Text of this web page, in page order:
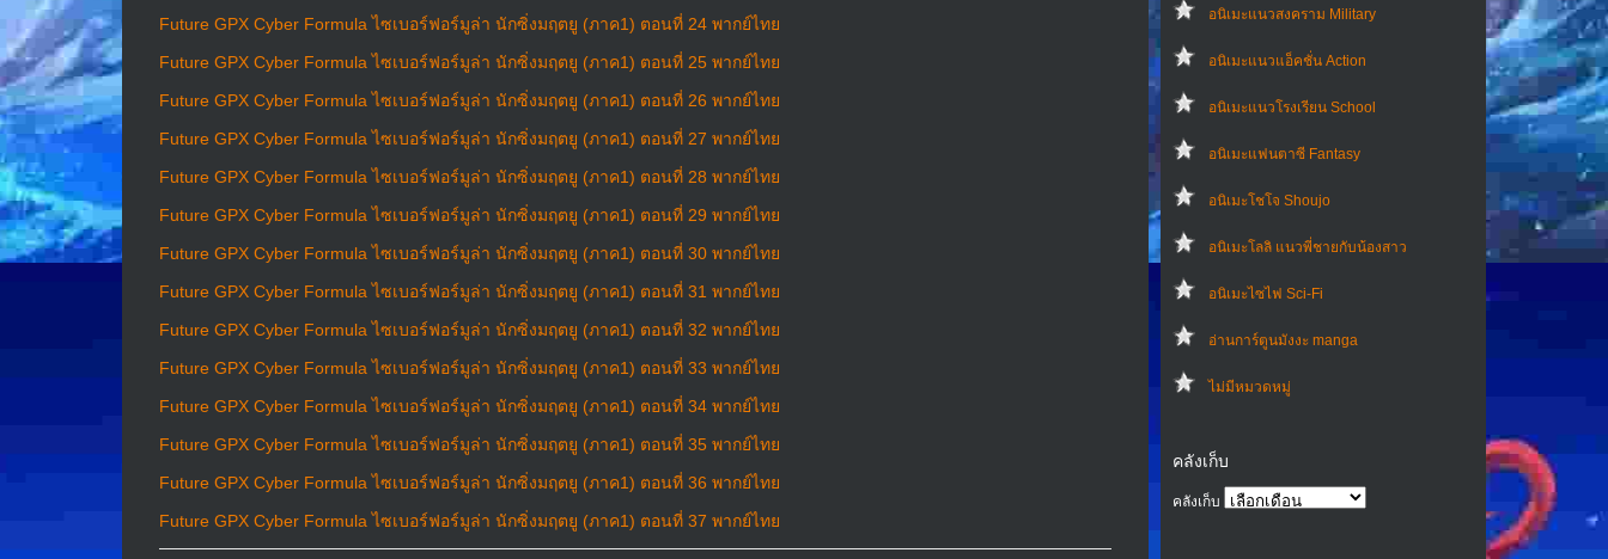
อนิเมะแนวสงคราม Military
อนิเมะแนวแอ็คชั่น Action
อนิเมะแนวโรงเรียน School
อนิเมะแฟนตาซี Fantasy
อนิเมะโชโจ Shoujo
อนิเมะโลลิ แนวพี่ชายกับน้องสาว
อนิเมะไซไฟ Sci-Fi
อ่านการ์ตูนมังงะ manga
ไม่มีหมวดหมู่
คลังเก็บ
คลังเก็บ
Future GPX Cyber Formula ไซเบอร์ฟอร์มูล่า นักซิ่งมฤตยู (ภาค1) ตอนที่ 24 พากย์ไทย
Future GPX Cyber Formula ไซเบอร์ฟอร์มูล่า นักซิ่งมฤตยู (ภาค1) ตอนที่ 25 พากย์ไทย
Future GPX Cyber Formula ไซเบอร์ฟอร์มูล่า นักซิ่งมฤตยู (ภาค1) ตอนที่ 26 พากย์ไทย
Future GPX Cyber Formula ไซเบอร์ฟอร์มูล่า นักซิ่งมฤตยู (ภาค1) ตอนที่ 27 พากย์ไทย
Future GPX Cyber Formula ไซเบอร์ฟอร์มูล่า นักซิ่งมฤตยู (ภาค1) ตอนที่ 28 พากย์ไทย
Future GPX Cyber Formula ไซเบอร์ฟอร์มูล่า นักซิ่งมฤตยู (ภาค1) ตอนที่ 29 พากย์ไทย
Future GPX Cyber Formula ไซเบอร์ฟอร์มูล่า นักซิ่งมฤตยู (ภาค1) ตอนที่ 30 พากย์ไทย
Future GPX Cyber Formula ไซเบอร์ฟอร์มูล่า นักซิ่งมฤตยู (ภาค1) ตอนที่ 31 พากย์ไทย
Future GPX Cyber Formula ไซเบอร์ฟอร์มูล่า นักซิ่งมฤตยู (ภาค1) ตอนที่ 32 พากย์ไทย
Future GPX Cyber Formula ไซเบอร์ฟอร์มูล่า นักซิ่งมฤตยู (ภาค1) ตอนที่ 33 พากย์ไทย
Future GPX Cyber Formula ไซเบอร์ฟอร์มูล่า นักซิ่งมฤตยู (ภาค1) ตอนที่ 34 พากย์ไทย
Future GPX Cyber Formula ไซเบอร์ฟอร์มูล่า นักซิ่งมฤตยู (ภาค1) ตอนที่ 35 พากย์ไทย
Future GPX Cyber Formula ไซเบอร์ฟอร์มูล่า นักซิ่งมฤตยู (ภาค1) ตอนที่ 36 พากย์ไทย
Future GPX Cyber Formula ไซเบอร์ฟอร์มูล่า นักซิ่งมฤตยู (ภาค1) ตอนที่ 37 พากย์ไทย